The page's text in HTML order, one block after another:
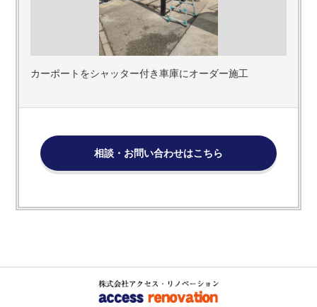
カーポートをシャッター付き車庫にオーダー施工
相談・お問い合わせはこちら